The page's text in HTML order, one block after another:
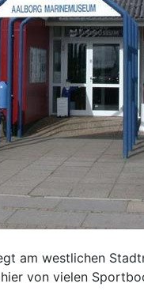
am westlichen
von vielen